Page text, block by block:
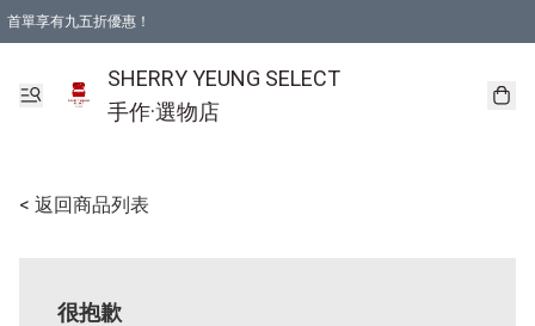
首單享有九五折優惠！
SHERRY YEUNG SELECT
手作·選物店
< 返回商品列表
很抱歉